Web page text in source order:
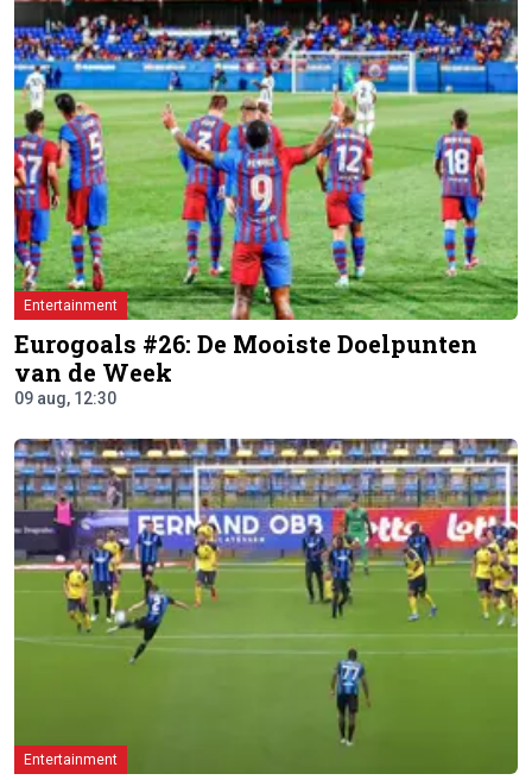
Entertainment
Eurogoals #26: De Mooiste Doelpunten
van de Week
09 aug, 12:30
Entertainment